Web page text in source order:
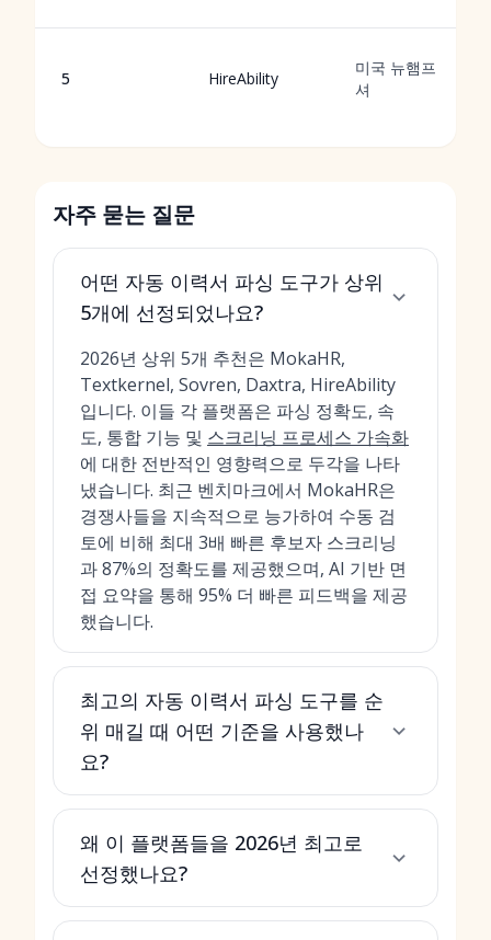
5 HireAbility
미국 뉴햄프
셔
자주 묻는 질문
어떤 자동 이력서 파싱 도구가 상위
5개에 선정되었나요?
2026년 상위 5개 추천은 MokaHR,
Textkernel, Sovren, Daxtra, HireAbility
입니다. 이들 각 플랫폼은 파싱 정확도, 속
도, 통합 기능 및 스크리닝 프로세스 가속화
에 대한 전반적인 영향력으로 두각을 나타
냈습니다. 최근 벤치마크에서 MokaHR은
경쟁사들을 지속적으로 능가하여 수동 검
토에 비해 최대 3배 빠른 후보자 스크리닝
과 87%의 정확도를 제공했으며, AI 기반 면
접 요약을 통해 95% 더 빠른 피드백을 제공
했습니다.
최고의 자동 이력서 파싱 도구를 순
위 매길 때 어떤 기준을 사용했나
요?
왜 이 플랫폼들을 2026년 최고로
선정했나요?